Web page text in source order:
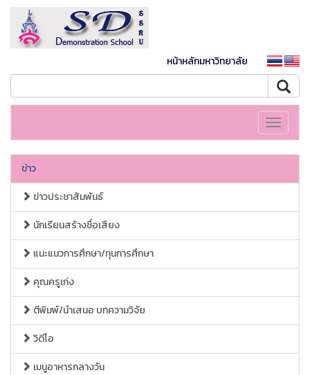
หน้าหลักมหาวิทยาลัย
Toggle
ข่าว
ข่าวประชาสัมพันธ์
นักเรียนสร้างชื่อเสียง
แนะแนวการศึกษา/ทุนการศึกษา
คุณครูเก่ง
ตีพิมพ์/นำเสนอ บทความวิจัย
วิดีโอ
เมนูอาหารกลางวัน